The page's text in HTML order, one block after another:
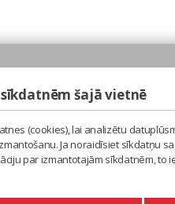
šajā vietnē
(cookies), lai analizētu
Ja noraidīsiet sīkdatņu
par izmantotajām sīkdatnēm,